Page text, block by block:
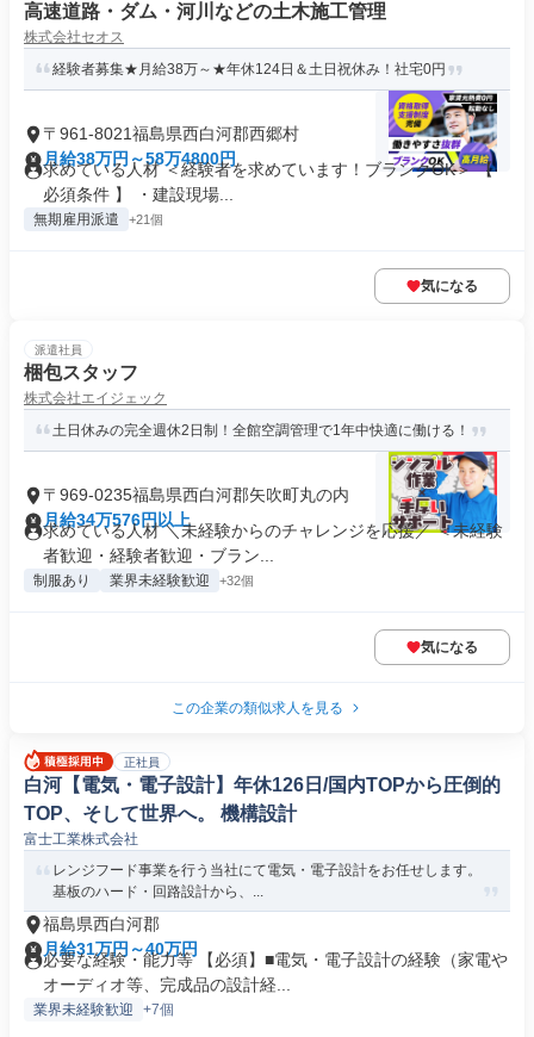
高速道路・ダム・河川などの土木施工管理
株式会社セオス
経験者募集★月給38万～★年休124日＆土日祝休み！社宅0円
〒961-8021福島県西白河郡西郷村
月給38万円～58万4800円
求めている人材 ＜経験者を求めています！ブランクOK＞ 【
必須条件 】 ・建設現場...
無期雇用派遣 +21個
気になる
派遣社員
梱包スタッフ
株式会社エイジェック
土日休みの完全週休2日制！全館空調管理で1年中快適に働ける！
〒969-0235福島県西白河郡矢吹町丸の内
月給34万576円以上
求めている人材 ＼未経験からのチャレンジを応援／ ＜未経験
者歓迎・経験者歓迎・ブラン...
制服あり 業界未経験歓迎 +32個
気になる
この企業の類似求人を見る
正社員
白河【電気・電子設計】年休126日/国内TOPから圧倒的
TOP、そして世界へ。 機構設計
富士工業株式会社
レンジフード事業を行う当社にて電気・電子設計をお任せします。
基板のハード・回路設計から、...
福島県西白河郡
月給31万円～40万円
必要な経験・能力等 【必須】■電気・電子設計の経験（家電や
オーディオ等、完成品の設計経...
業界未経験歓迎 +7個